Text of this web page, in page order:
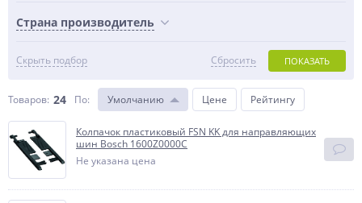
Страна производитель
Скрыть подбор ПОКАЗАТЬ
Сбросить
Товаров: 24 По: Умолчанию Цене Рейтингу
Колпачок пластиковый FSN KK для направляющих
шин Bosch 1600Z0000C
Не указана цена